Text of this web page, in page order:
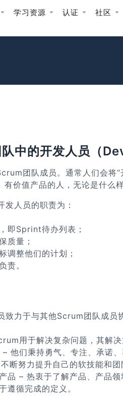
学习资源 认证 社区
中的开发人员（
团队成员。通常人们会将
价值产品的人，无论是什么样
发人员的职责为：
即Sprint待办列表；
质量；
调整他们的计划；
责。
致力于与其他Scrum团队成员
用于解决复杂问题，其解决
他们秉持勇气、专注、承诺
断努力提升自己的软技能和
品 – 热衷于了解产品、产品
遵循完成的定义。